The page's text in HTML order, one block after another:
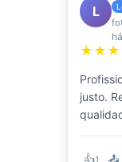
L
justo.
1